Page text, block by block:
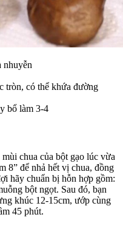
nhuyễn
tròn, có thể khứa đường
bổ làm 3-4
chua của bột gạo lúc vừa
8” để nhả hết vị chua, đồng
hãy chuẩn bị hỗn hợp gồm:
bột ngọt. Sau đó, bạn
khúc 12-15cm, ướp cùng
45 phút.